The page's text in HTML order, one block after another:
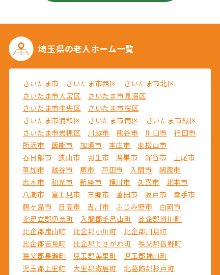
埼玉県の老人ホーム一覧
さいたま市 さいたま市西区
さいたま市北区
さいたま市大宮区
さいたま市見沼区
さいたま市中央区
さいたま市桜区
さいたま市浦和区
さいたま市南区
さいたま市緑区
さいたま市岩槻区
川越市 熊谷市 川口市
行田市
所沢市
飯能市 加須市 本庄市
東松山市
春日部市
狭山市 羽生市 鴻巣市 深谷市
上尾市
草加市
越谷市 蕨市 戸田市 入間市
朝霞市
志木市
和光市 新座市 桶川市 久喜市
北本市
八潮市
富士見市 三郷市 蓮田市 坂戸市
幸手市
鶴ヶ島市
日高市 吉川市 ふじみ野市
白岡市
北足立郡伊奈町
入間郡毛呂山町
比企郡滑川町
比企郡嵐山町
比企郡小川町
比企郡川島町
比企郡吉見町
比企郡ときがわ町
秩父郡皆野町
秩父郡長瀞町
児玉郡美里町
児玉郡神川町
児玉郡上里町
大里郡寄居町
北葛飾郡杉戸町